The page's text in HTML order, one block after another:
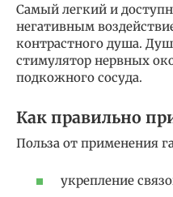
Самый легкий и
негативным
контрастного душа.
стимулятор нервных
подкожного сосуда.
Как правильно
Польза от применения
укрепление